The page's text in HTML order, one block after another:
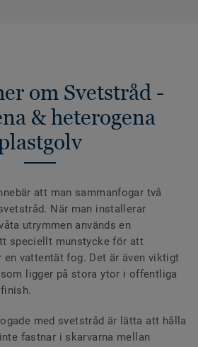
om Svetstråd -
& heterogena
att man sammanfogar två
När man installerar
utrymmen används en
speciellt munstycke för att
vattentät fog. Det är även viktigt
ligger på stora ytor i offentliga
med svetstråd är lätta att hålla
fastnar i skarvarna mellan